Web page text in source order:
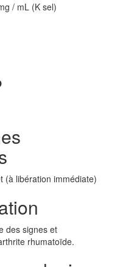
/ mL (K sel)
(à libération immédiate)
des signes et
rhumatoïde.